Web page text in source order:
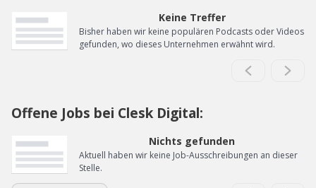
Keine Treffer
Bisher haben wir keine populären Podcasts oder Videos
gefunden, wo dieses Unternehmen erwähnt wird.
Offene Jobs bei Clesk Digital:
Nichts gefunden
Aktuell haben wir keine Job-Ausschreibungen an dieser
Stelle.